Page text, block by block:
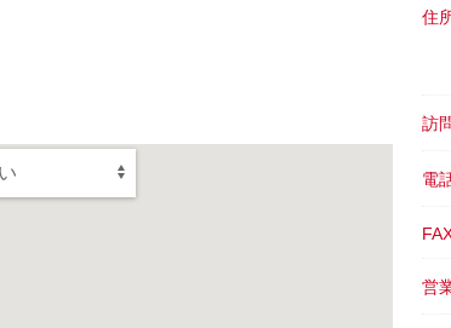
住
訪
電
営